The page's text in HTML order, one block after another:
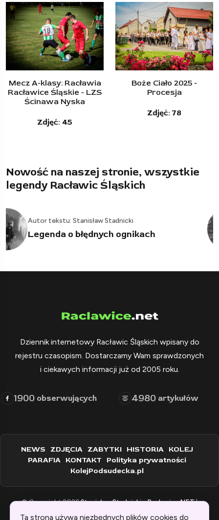
Boże Ciało 2025 -
Procesja
Majówka przy krzyżu,
na drodze do Wierzchu
Zdjęć: 12
Nowość na naszej stronie, wszystkie
legendy Racławic Śląskich
03
Autor tekstu: Stanisław Stadnicki
Legendy o rusałkach
Dziennik internetowy Racławic Śląskich wpisany do
rejestru czasopism. Dostarczamy Wam sprawdzonych
i ciekawych informacji już od 2005 roku.
1900 obserwujących 4980 artykułów
NEWS ZDJĘCIA ZABYTKI HISTORIA KOLEJ
PARAFIA KONTAKT Polityka prywatności
KolejPodsudecka.pl
© Copyright 2026Stanisław Stadnicki - Raclawice.NET|
Ta strona używa niezbędnych plików cookies do